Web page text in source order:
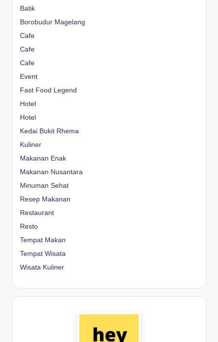
Batik
Borobudur Magelang
Cafe
Cafe
Cafe
Event
Fast Food Legend
Hotel
Hotel
Kedai Bukit Rhema
Kuliner
Makanan Enak
Makanan Nusantara
Minuman Sehat
Resep Makanan
Restaurant
Resto
Tempat Makan
Tempat Wisata
Wisata Kuliner